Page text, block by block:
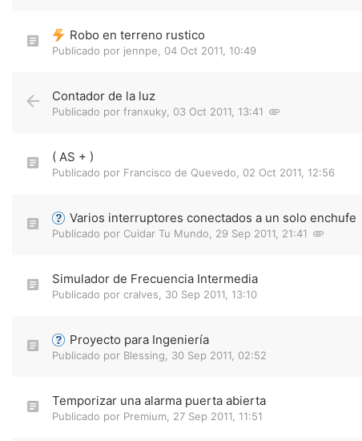
Robo en terreno rustico
Publicado por jennpe 04 Oct 2011, 10:49
Contador de la luz
Publicado por franxuky 03 Oct 2011, 13:41
( AS + )
Publicado por Francisco de Quevedo 02 Oct 2011, 12:56
Varios interruptores conectados a un solo enchufe
Publicado por Cuidar Tu Mundo 29 Sep 2011, 21:41
Simulador de Frecuencia Intermedia
Publicado por cralves 30 Sep 2011, 13:10
Proyecto para Ingeniería
Publicado por Blessing 30 Sep 2011, 02:52
Temporizar una alarma puerta abierta
Publicado por Premium 27 Sep 2011, 11:51